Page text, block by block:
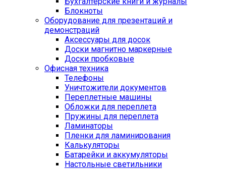
Блокноты
Оборудование для презентаций и
демонстраций
Аксессуары для досок
Доски магнитно маркерные
Доски пробковые
Офисная техника
Телефоны
Уничтожители документов
Переплетные машины
Обложки для переплета
Пружины для переплета
Ламинаторы
Пленки для ламинирования
Калькуляторы
Батарейки и аккумуляторы
Настольные светильники